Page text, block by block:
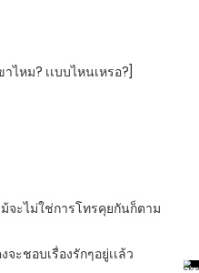
ไหม? เเบบไหนเหรอ?]
จะไม่ใช่การโทรคุยกันก็ตาม
ะชอบเรื่องรักๆอยู่เเล้ว